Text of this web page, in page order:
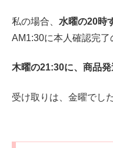
私の場合、 水曜の20時
AM1:30に本人確認完了
木曜の21:30に、商品
受け取りは、金曜でし